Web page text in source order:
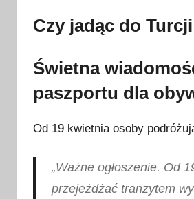
w
e
t
n
i
2
Czy jadąc do
Świetna
paszportu dla
Od 19 kwietnia osoby
„Ważne ogłoszenie. Od
przejeżdżać tranzytem